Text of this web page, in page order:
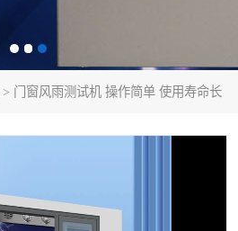
> 门窗风雨测试机 操作简单 使用寿命长